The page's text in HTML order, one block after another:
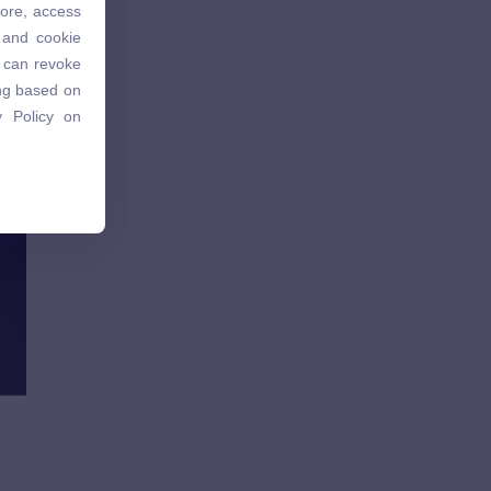
cookie
revoke
based on
on
access
cookie
revoke
based on
Policy on